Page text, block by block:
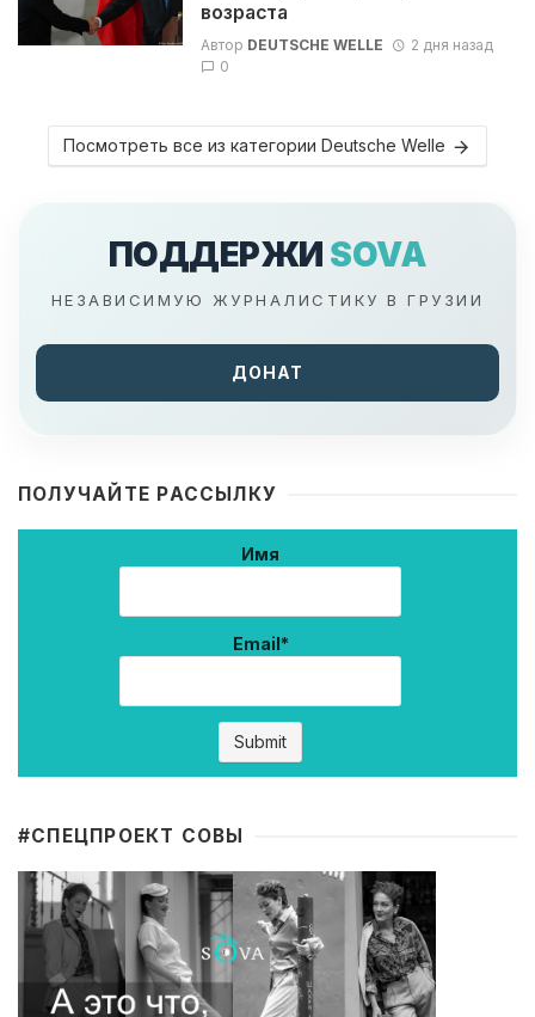
возраста
Автор DEUTSCHE WELLE
2 дня назад
0
Посмотреть все из категории Deutsche Welle
ПОДДЕРЖИ SOVA
НЕЗАВИСИМУЮ ЖУРНАЛИСТИКУ В ГРУЗИИ
ДОНАТ
ПОЛУЧАЙТЕ РАССЫЛКУ
Имя
Email*
#CПЕЦПРОЕКТ СОВЫ